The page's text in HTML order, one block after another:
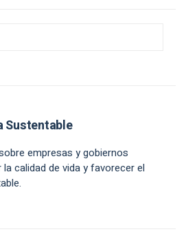
Sustentable
empresas y gobiernos
calidad de vida y favorecer el